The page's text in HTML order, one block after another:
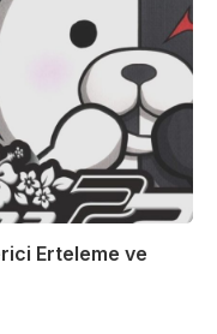
Erteleme ve